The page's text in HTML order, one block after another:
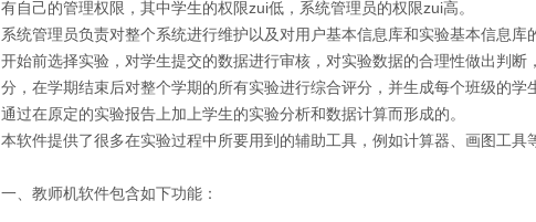
有自己的管理权限，其中学生的权限zui低，系统管理员的权限zui高。
系统管理员负责对整个系统进行维护以及对用户基本信息库和实验基本信息
开始前选择实验，对学生提交的数据进行审核，对实验数据的合理性做出判
分，在学期结束后对整个学期的所有实验进行综合评分，并生成每个班级的
通过在原定的实验报告上加上学生的实验分析和数据计算而形成的。
本软件提供了很多在实验过程中所要用到的辅助工具，例如计算器、画图工具
一、教师机软件包含如下功能：